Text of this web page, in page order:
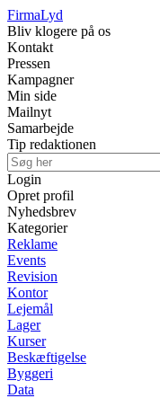
FirmaLyd
Bliv klogere på os
Kontakt
Pressen
Kampagner
Min side
Mailnyt
Samarbejde
Tip redaktionen
Login
Opret profil
Nyhedsbrev
Kategorier
Reklame
Events
Revision
Kontor
Lejemål
Lager
Kurser
Beskæftigelse
Byggeri
Data